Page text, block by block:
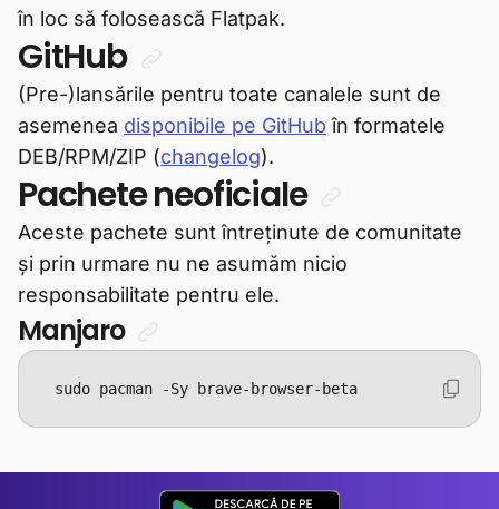
în loc să folosească Flatpak.
GitHub
(Pre-)lansările pentru toate canalele sunt de
asemenea disponibile pe GitHub în formatele
DEB/RPM/ZIP (changelog).
Pachete neoficiale
Aceste pachete sunt întreținute de comunitate
și prin urmare nu ne asumăm nicio
responsabilitate pentru ele.
Manjaro
sudo pacman -Sy brave-browser-beta